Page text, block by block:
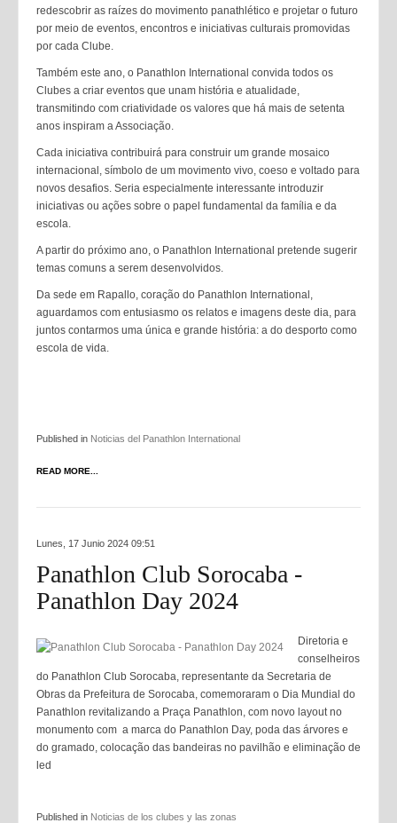
redescobrir as raízes do movimento panathlético e projetar o futuro
por meio de eventos, encontros e iniciativas culturais promovidas
por cada Clube.
Também este ano, o Panathlon International convida todos os
Clubes a criar eventos que unam história e atualidade,
transmitindo com criatividade os valores que há mais de setenta
anos inspiram a Associação.
Cada iniciativa contribuirá para construir um grande mosaico
internacional, símbolo de um movimento vivo, coeso e voltado para
novos desafios. Seria especialmente interessante introduzir
iniciativas ou ações sobre o papel fundamental da família e da
escola.
A partir do próximo ano, o Panathlon International pretende sugerir
temas comuns a serem desenvolvidos.
Da sede em Rapallo, coração do Panathlon International,
aguardamos com entusiasmo os relatos e imagens deste dia, para
juntos contarmos uma única e grande história: a do desporto como
escola de vida.
Published in Noticias del Panathlon International
READ MORE...
Lunes, 17 Junio 2024 09:51
Panathlon Club Sorocaba -
Panathlon Day 2024
Diretoria e
conselheiros
do Panathlon Club Sorocaba, representante da Secretaria de
Obras da Prefeitura de Sorocaba, comemoraram o Dia Mundial do
Panathlon revitalizando a Praça Panathlon, com novo layout no
monumento com a marca do Panathlon Day, poda das árvores e
do gramado, colocação das bandeiras no pavilhão e eliminação de
led
Published in Noticias de los clubes y las zonas